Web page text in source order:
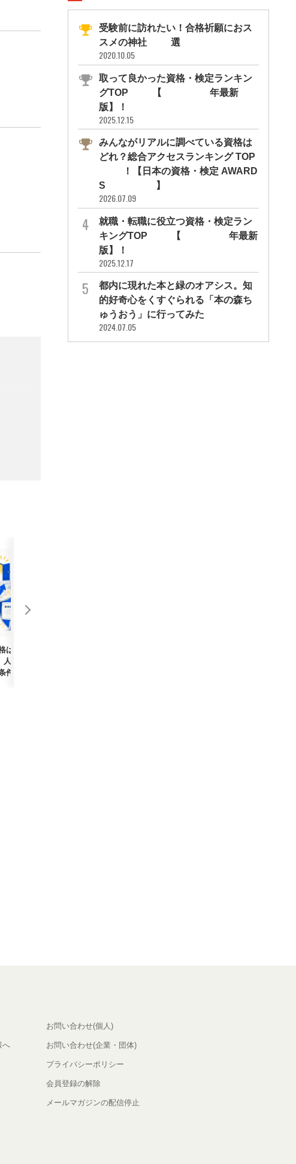
は武器になる？採用担当
聞いた、資格が評価に
件【まなびイ...
受験前に訪れたい！合格祈願におス
スメの神社11選
2020.10.05
取って良かった資格・検定ランキン
グTOP10【2026年最新
版】！
2025.12.15
みんながリアルに調べている資格は
どれ？総合アクセスランキング TOP
10！【日本の資格・検定 AWARD
S 2026】
2026.07.09
就職・転職に役立つ資格・検定ラン
キングTOP30【2026年最新
版】！
2025.12.17
都内に現れた本と緑のオアシス。知
的好奇心をくすぐられる「本の森ち
ゅうおう」に行ってみた
2024.07.05
へ
お問い合わせ(個人)
お問い合わせ(企業・団体)
プライバシーポリシー
会員登録の解除
メールマガジンの配信停止